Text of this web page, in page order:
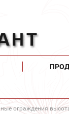
ограждения